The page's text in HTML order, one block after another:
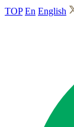
TOP En English